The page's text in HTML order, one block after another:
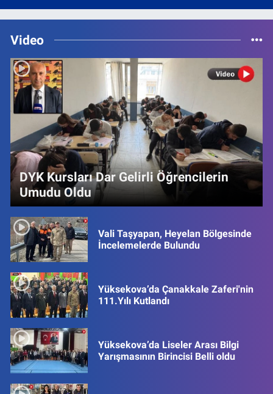
Video
DYK Kursları Dar Gelirli Öğrencilerin
Umudu Oldu
Vali Taşyapan, Heyelan Bölgesinde
İncelemelerde Bulundu
Yüksekova’da Çanakkale Zaferi'nin
111.Yılı Kutlandı
Yüksekova’da Liseler Arası Bilgi
Yarışmasının Birincisi Belli oldu